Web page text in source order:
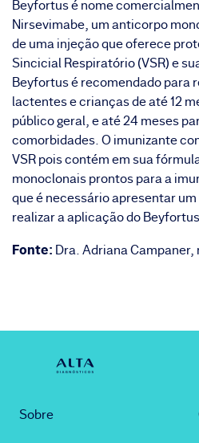
Beyfortusé nome
Nirsevimabe, um anticorpo
de uma injeção que oferece
Sincicial Respiratório (VSR) e
Beyfortus é recomendado para
lactentes e crianças de até 12
público geral, e até 24 meses
comorbidades. O imunizante
VSR pois contém em sua
monoclonais prontos para a
que é necessário apresentar
realizar a aplicação do
Fonte: Dra. Adriana
Sobre